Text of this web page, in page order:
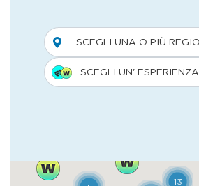
tempo i tesori delle
pietre, affreschi e mosaici,
monumentali di grande
archeologico, storico e
l’architettura magnifica del